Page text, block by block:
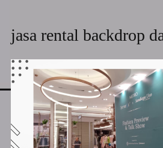
jasa rental backdrop